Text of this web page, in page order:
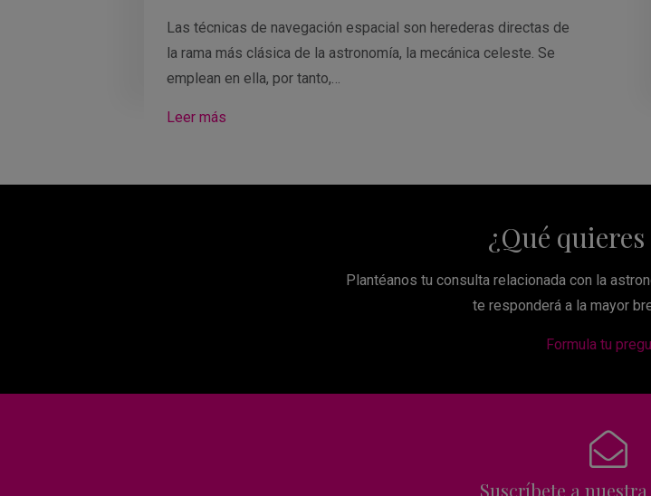
Las técnicas de navegación espacial son herederas directas de
la rama más clásica de la astronomía, la mecánica celeste. Se
emplean en ella, por tanto,…
Leer más
¿Qué
Plantéanos tu consulta relacionada con la
te responderá a la mayor
Formula tu
Suscríbete a